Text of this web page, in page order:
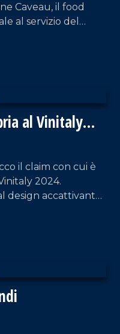
Caveau, il food
al servizio del
al Vinitaly
il claim con cui è
2024.
accattivante,
la propria